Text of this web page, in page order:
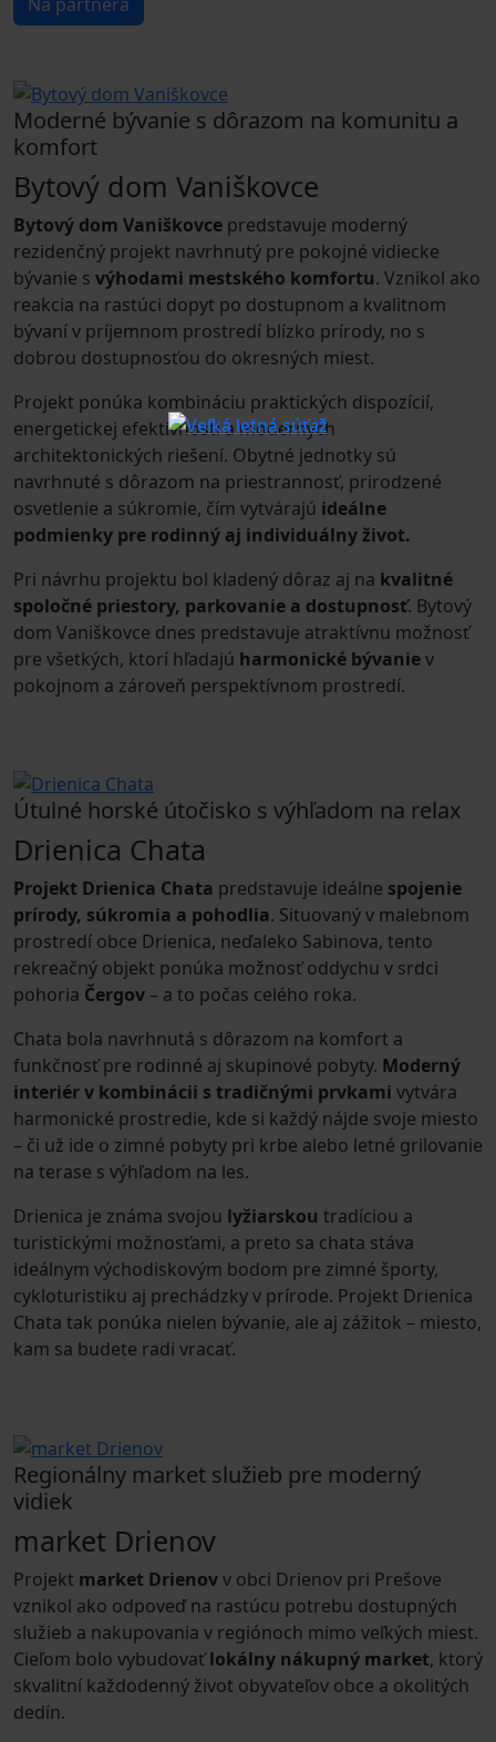
Moderné bývanie s dôrazom na komunitu a
komfort
Bytový dom Vaniškovce
Bytový dom Vaniškovce predstavuje moderný
rezidenčný projekt navrhnutý pre pokojné vidiecke
bývanie s výhodami mestského komfortu. Vznikol ako
reakcia na rastúci dopyt po dostupnom a kvalitnom
bývaní v príjemnom prostredí blízko prírody, no s
dobrou dostupnosťou do okresných miest.
Projekt ponúka kombináciu praktických dispozícií,
energetickej efektívnosti a moderných
architektonických riešení. Obytné jednotky sú
navrhnuté s dôrazom na priestrannosť, prirodzené
osvetlenie a súkromie, čím vytvárajú ideálne
podmienky pre rodinný aj individuálny život.
Pri návrhu projektu bol kladený dôraz aj na kvalitné
spoločné priestory, parkovanie a dostupnosť. Bytový
dom Vaniškovce dnes predstavuje atraktívnu možnosť
pre všetkých, ktorí hľadajú harmonické bývaniev
pokojnom a zároveň perspektívnom prostredí.
Útulné horské útočisko s výhľadom na relax
Drienica Chata
Projekt Drienica Chata predstavuje ideálne spojenie
prírody, súkromia a pohodlia. Situovaný v malebnom
prostredí obce Drienica, neďaleko Sabinova, tento
rekreačný objekt ponúka možnosť oddychu v srdci
pohoria Čergov – a to počas celého roka.
Chata bola navrhnutá s dôrazom na komfort a
funkčnosť pre rodinné aj skupinové pobyty. Moderný
interiérv kombinácii s tradičnými prvkami vytvára
harmonické prostredie, kde si každý nájde svoje miesto
– či už ide o zimné pobyty pri krbe alebo letné grilovanie
na terase s výhľadom na les.
Drienica je známa svojou lyžiarskou tradíciou a
turistickými možnosťami, a preto sa chata stáva
ideálnym východiskovým bodom pre zimné športy,
cykloturistiku aj prechádzky v prírode. Projekt Drienica
Chata tak ponúka nielen bývanie, ale aj zážitok – miesto,
kam sa budete radi vracať.
Regionálny market služieb pre moderný
vidiek
market Drienov
Projekt market Drienovv obci Drienov pri Prešove
vznikol ako odpoveď na rastúcu potrebu dostupných
služieb a nakupovania v regiónoch mimo veľkých miest.
Cieľom bolo vybudovaťlokálny nákupný market, ktorý
skvalitní každodenný život obyvateľov obce a okolitých
dedín.